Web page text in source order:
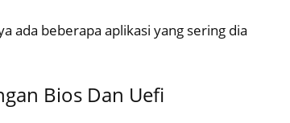
ada beberapa aplikasi yang sering dia
Bios Dan Uefi